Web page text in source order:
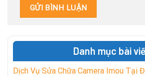
Danh mục bài
Dịch Vụ Sửa Chữa Camera Imou Tại